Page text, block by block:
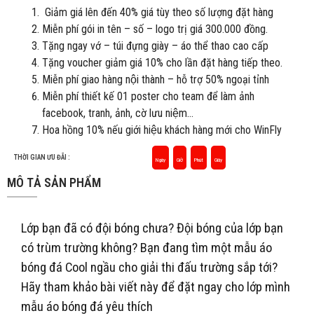
Giảm giá lên đến 40% giá tùy theo số lượng đặt hàng
Miễn phí gói in tên – số – logo trị giá 300.000 đồng.
Tặng ngay vớ – túi đựng giày – áo thể thao cao cấp
Tặng voucher giảm giá 10% cho lần đặt hàng tiếp theo.
Miễn phí giao hàng nội thành – hỗ trợ 50% ngoại tỉnh
Miễn phí thiết kế 01 poster cho team để làm ảnh
facebook, tranh, ảnh, cờ lưu niệm…
Hoa hồng 10% nếu giới hiệu khách hàng mới cho WinFly
THỜI GIAN ƯU ĐÃI : Ngày Giờ Phút Giây
MÔ TẢ SẢN PHẨM
Lớp bạn đã có đội bóng chưa? Đội bóng của lớp bạn
có trùm trường không? Bạn đang tìm một mẫu áo
bóng đá Cool ngầu cho giải thi đấu trường sắp tới?
Hãy tham khảo bài viết này để đặt ngay cho lớp mình
mẫu áo bóng đá yêu thích